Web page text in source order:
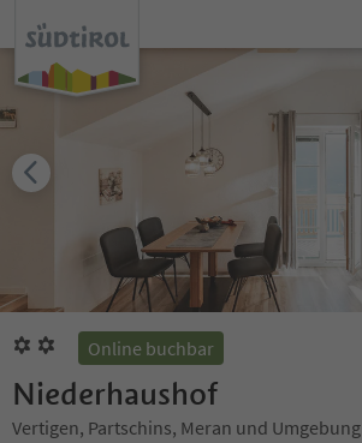
Online buchbar
Niederhaushof
Vertigen, Partschins, Meran und Umgebung